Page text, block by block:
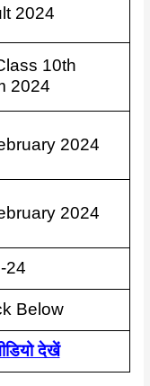
2024
10th
2024
2024
2024
24
Below
देखें